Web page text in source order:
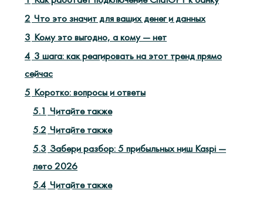
2 Что это значит для ваших денег и данных
3 Кому это выгодно, а кому — нет
4 3 шага: как реагировать на этот тренд прямо
сейчас
5 Коротко: вопросы и ответы
5.1 Читайте также
5.2 Читайте также
5.3 Забери разбор: 5 прибыльных ниш Kaspi —
лето 2026
5.4 Читайте также